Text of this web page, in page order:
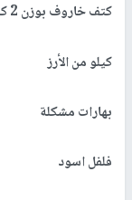
كتف خاروف بوزن 2 كيلو
كيلو من الأرز
بهارات مشكلة
فلفل اسود